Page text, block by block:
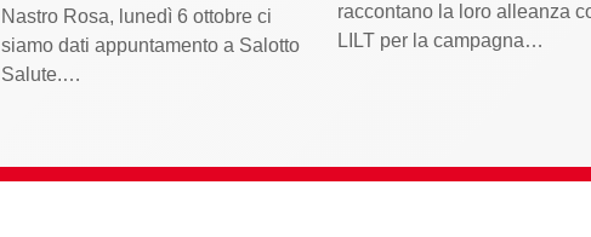
Nastro Rosa, lunedì 6 ottobre ci
siamo dati appuntamento a Salotto
Salute.…
raccontano la loro alleanza
LILT per la campagna…